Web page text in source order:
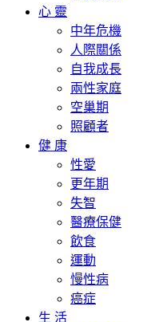
心 靈
中年危機
人際關係
自我成長
兩性家庭
空巢期
照顧者
健 康
性愛
更年期
失智
醫療保健
飲食
運動
慢性病
癌症
生 活